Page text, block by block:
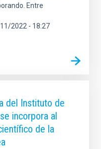
Entre
2022 - 18:27
del Instituto de
incorpora al
de la